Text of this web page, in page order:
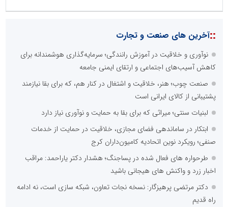
::آخرین های صنعت و تجارت
نوآوری و خلاقیت در آموزش رانندگی؛ سرمایه‌گذاری هوشمندانه برای
کاهش آسیب‌های اجتماعی و ارتقای ایمنی جامعه
صنعت چوب؛ هنر، خلاقیت و اشتغال در کنار هم، که برای بقا نیازمند
پشتیبانی از کالای ایرانی است
لبنیات سنتی؛ میراثی که برای بقا به حمایت و نوآوری نیاز دارد
ابتکار در ساماندهی فضای مجازی، خلاقیت در حمایت از خدمات
صنفی؛ رویکرد نوین اتحادیه کامیون‌داران کرج
طرحواره های فعال شده در پساجنگ؛ هشدار دکتر یاراحمد: مراقب
اخبار زرد و واکنش های هیجانی باشید
دکتر مرتضی پرهیزگار: نسخه نجات تعاون، شبکه سازی است، نه ادامه
راه قدیم